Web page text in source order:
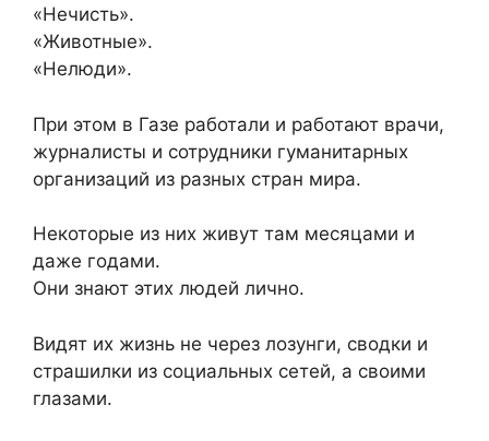
«Нечисть».
«Животные».
«Нелюди».
При этом в Газе работали и работают врачи,
журналисты и сотрудники гуманитарных
организаций из разных стран мира.
Некоторые из них живут там месяцами и
даже годами.
Они знают этих людей лично.
Видят их жизнь не через лозунги, сводки и
страшилки из социальных сетей, а своими
глазами.